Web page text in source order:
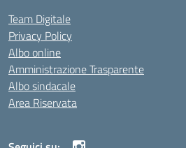
Team Digitale
Privacy Policy
Albo online
Amministrazione Trasparente
Albo sindacale
Area Riservata